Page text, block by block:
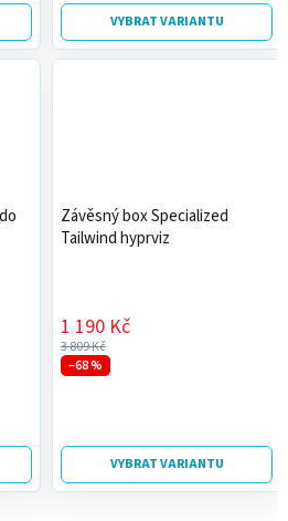
VYBRAT VARIANTU
Závěsný box Specialized
Tailwind hyprviz
3 809 Kč
1 190 Kč
–68 %
VYBRAT VARIANTU